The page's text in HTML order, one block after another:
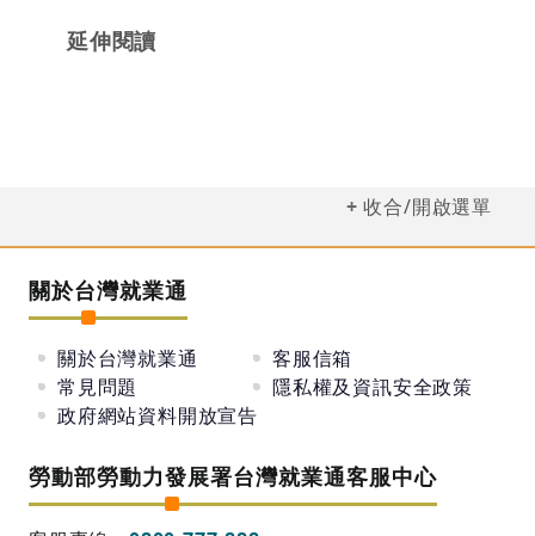
延伸閱讀
收合/開啟選單
關於台灣就業通
關於台灣就業通
客服信箱
常見問題
隱私權及資訊安全政策
政府網站資料開放宣告
勞動部勞動力發展署台灣就業通客服中心